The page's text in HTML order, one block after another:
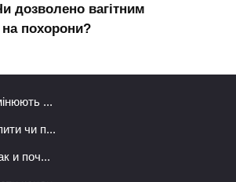
дозволено вагітним
похорони?
...
чи п...
и поч...